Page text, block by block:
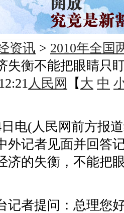
资讯 > 2010年全国
失衡不能把眼睛只
人民网 【 大 中
电(人民网前方报
外记者见面并回答
济的失衡，不能把
记者提问：总理您